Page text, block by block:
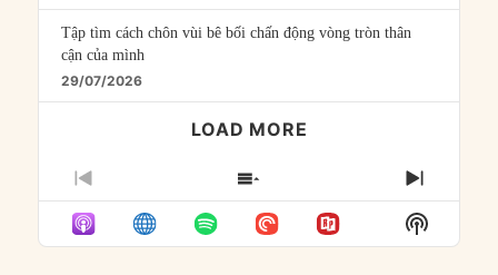
Tập tìm cách chôn vùi bê bối chấn động vòng tròn thân
cận của mình
29/07/2026
LOAD MORE
PREVIOUS
EPISODE
SHOW
EPISODES
LIST
NEXT
Show
Podcast